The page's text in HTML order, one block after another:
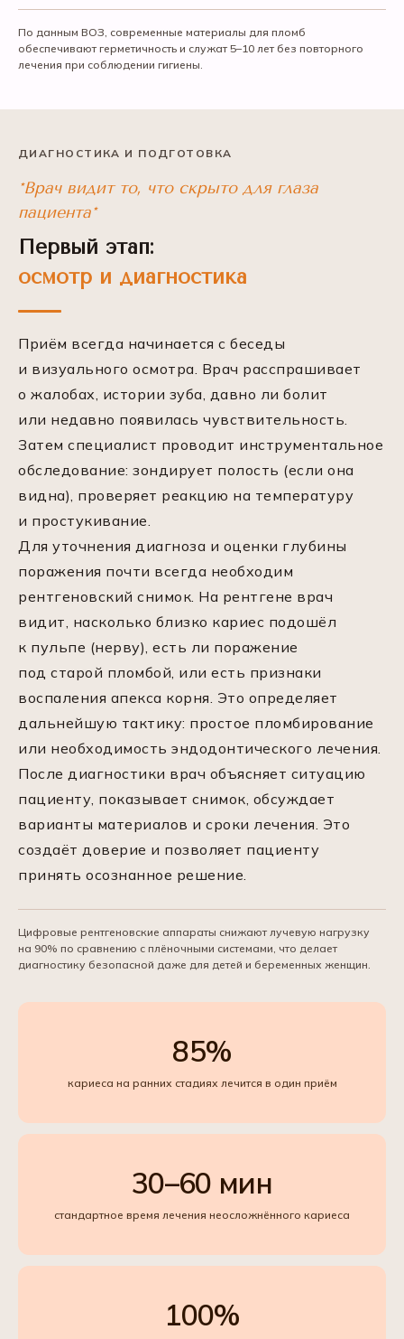
По данным ВОЗ, современные материалы для пломб
обеспечивают герметичность и служат 5–10 лет без повторного
лечения при соблюдении гигиены.
ДИАГНОСТИКА И ПОДГОТОВКА
*Врач видит то, что скрыто для глаза
пациента*
Первый этап:
осмотр и диагностика
Приём всегда начинается с беседы
и визуального осмотра. Врач расспрашивает
о жалобах, истории зуба, давно ли болит
или недавно появилась чувствительность.
Затем специалист проводит инструментальное
обследование: зондирует полость (если она
видна), проверяет реакцию на температуру
и простукивание.
Для уточнения диагноза и оценки глубины
поражения почти всегда необходим
рентгеновский снимок. На рентгене врач
видит, насколько близко кариес подошёл
к пульпе (нерву), есть ли поражение
под старой пломбой, или есть признаки
воспаления апекса корня. Это определяет
дальнейшую тактику: простое пломбирование
или необходимость эндодонтического лечения.
После диагностики врач объясняет ситуацию
пациенту, показывает снимок, обсуждает
варианты материалов и сроки лечения. Это
создаёт доверие и позволяет пациенту
принять осознанное решение.
Цифровые рентгеновские аппараты снижают лучевую нагрузку
на 90% по сравнению с плёночными системами, что делает
диагностику безопасной даже для детей и беременных женщин.
85%
кариеса на ранних стадиях лечится в один приём
30–60 мин
стандартное время лечения неосложнённого кариеса
100%